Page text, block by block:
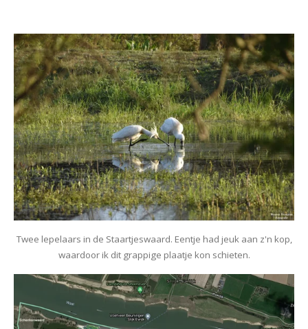
Twee lepelaars in de Staartjeswaard. Eentje had jeuk aan z'n kop,
waardoor ik dit grappige plaatje kon schieten.